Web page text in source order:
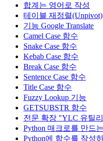
합계는 영어로 작성
테이블 재정렬(Unpivot)
기능 Google Translate
Camel Case 함수
Snake Case 함수
Kebab Case 함수
Break Case 함수
Sentence Case 함수
Title Case 함수
Fuzzy Lookup 기능
GETSUBSTR 함수
전문 확장 "YLC 유틸
Python 매크로를 만드
Python에 함수를 작성